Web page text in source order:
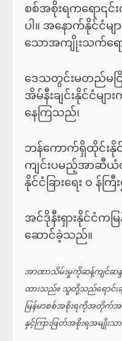
စစ်အစိုးရကရော၎
ပါ။ အနောက်နိုင်ငံမ
သောအကျိုးသက်ရ
ဒေသတွင်းမတည်မင
အိမ်နီးချင်းနိုင်ငံမ
နေကြသည်၊
ဘန်ကောက်ရှိထိုင်းနိုင်
ကျင်းပမည့်အာဆီ
နိုင်ငံခြားရေး ၀ န်က
အင်ဒိုနီးရှားနိုင်ငံက
ဆောင်ခဲ့သည်။
အာဏာသိမ်းမှုကိုဆန့်ကျင်ဆန္ဒပ
ထားသည်။ သူတို့သည်ရောင်းချ
မြန်မာစစ်အစိုးရကိုအတိုက်အခံ
နှင့်ကြားဖြတ်အစိုးရအမျိုး